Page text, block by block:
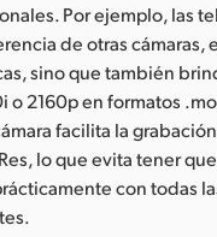
Por ejemplo, las
de otras cámaras,
sino que también
o 2160p en formatos
facilita la
lo que evita tener
con todas